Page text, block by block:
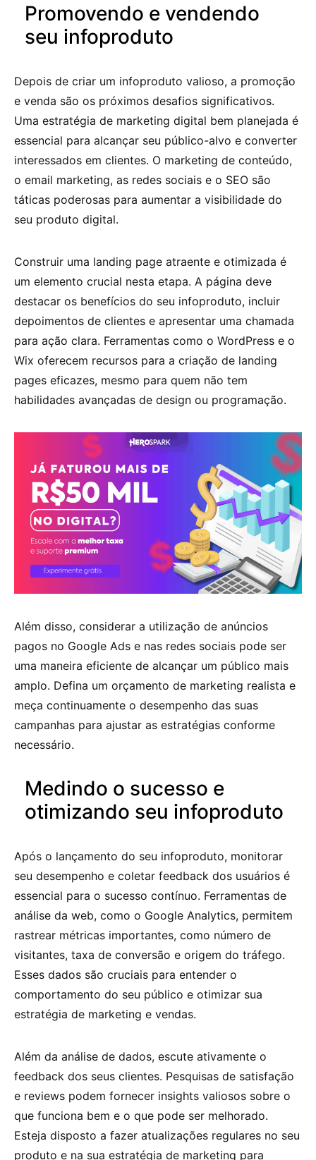
Promovendo e vendendo
seu infoproduto
Depois de criar um infoproduto valioso, a promoção
e venda são os próximos desafios significativos.
Uma estratégia de marketing digital bem planejada é
essencial para alcançar seu público-alvo e converter
interessados em clientes. O marketing de conteúdo,
o email marketing, as redes sociais e o SEO são
táticas poderosas para aumentar a visibilidade do
seu produto digital.
Construir uma landing page atraente e otimizada é
um elemento crucial nesta etapa. A página deve
destacar os benefícios do seu infoproduto, incluir
depoimentos de clientes e apresentar uma chamada
para ação clara. Ferramentas como o WordPress e o
Wix oferecem recursos para a criação de landing
pages eficazes, mesmo para quem não tem
habilidades avançadas de design ou programação.
Além disso, considerar a utilização de anúncios
pagos no Google Ads e nas redes sociais pode ser
uma maneira eficiente de alcançar um público mais
amplo. Defina um orçamento de marketing realista e
meça continuamente o desempenho das suas
campanhas para ajustar as estratégias conforme
necessário.
Medindo o sucesso e
otimizando seu infoproduto
Após o lançamento do seu infoproduto, monitorar
seu desempenho e coletar feedback dos usuários é
essencial para o sucesso contínuo. Ferramentas de
análise da web, como o Google Analytics, permitem
rastrear métricas importantes, como número de
visitantes, taxa de conversão e origem do tráfego.
Esses dados são cruciais para entender o
comportamento do seu público e otimizar sua
estratégia de marketing e vendas.
Além da análise de dados, escute ativamente o
feedback dos seus clientes. Pesquisas de satisfação
e reviews podem fornecer insights valiosos sobre o
que funciona bem e o que pode ser melhorado.
Esteja disposto a fazer atualizações regulares no seu
produto e na sua estratégia de marketing para